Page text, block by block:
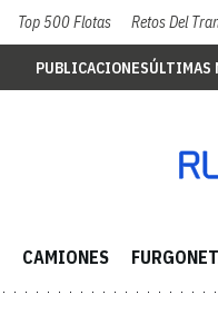
Top 500 Flotas Retos Del
PUBLICACIONESÚLTIMAS
CAMIONES